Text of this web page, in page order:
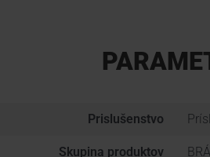
Prislušenstvo
Skupina produktov